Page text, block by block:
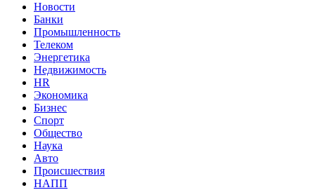
Новости
Банки
Промышленность
Телеком
Энергетика
Недвижимость
HR
Экономика
Бизнес
Спорт
Общество
Наука
Авто
Происшествия
НАПП